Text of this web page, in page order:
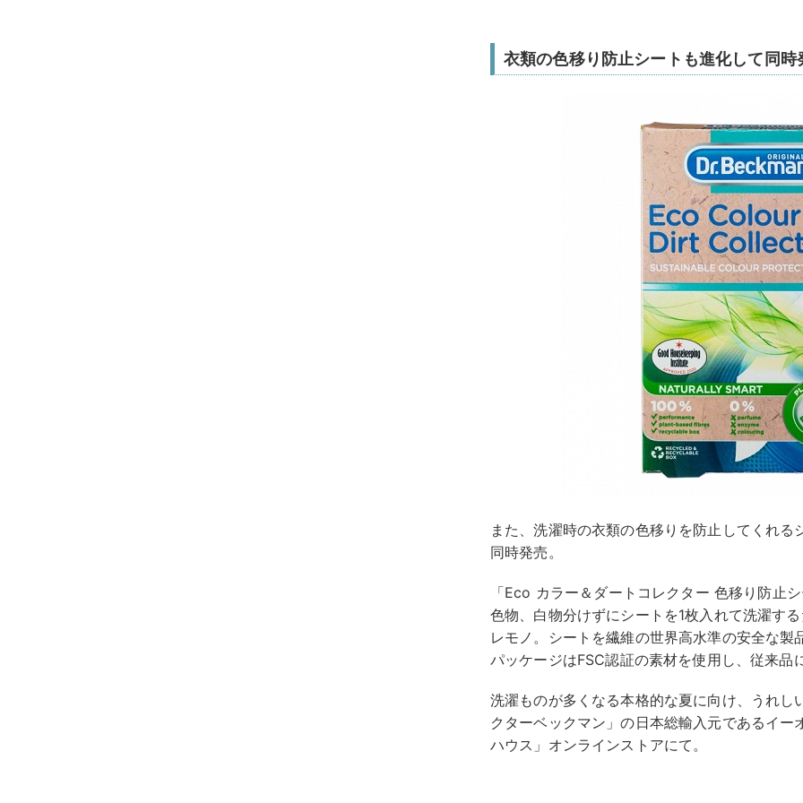
衣類の色移り防止シートも進化して同時
また、洗濯時の衣類の色移りを防止してくれ
同時発売。
「Eco カラー＆ダートコレクター 色移り防止
色物、白物分けずにシートを1枚入れて洗濯す
レモノ。シートを繊維の世界高水準の安全な
パッケージはFSC認証の素材を使用し、従来品
洗濯ものが多くなる本格的な夏に向け、うれし
クターベックマン」の日本総輸入元であるイ
ハウス」オンラインストアにて。